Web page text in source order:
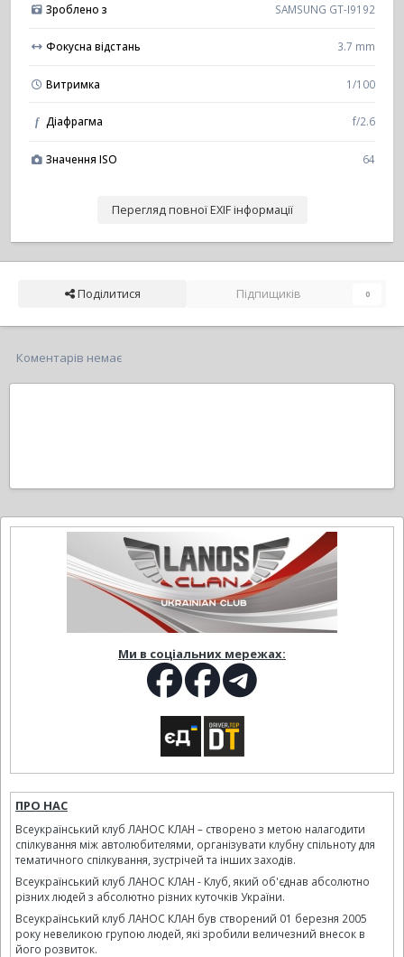
Зроблено з SAMSUNG GT-I9192
Фокусна відстань 3.7 mm
Витримка 1/100
f Діафрагма f/2.6
Значення ISO 64
Перегляд повної EXIF інформації
Поділитися Підпищиків 0
Коментарів немає
Ми в соціальних мережах:
ПРО НАС
Всеукраїнський клуб ЛАНОС КЛАН – створено з метою налагодити
спілкування між автолюбителями, організувати клубну спільноту для
тематичного спілкування, зустрічей та інших заходів.
Всеукраїнський клуб ЛАНОС КЛАН - Клуб, який об'єднав абсолютно
різних людей з абсолютно різних куточків України.
Всеукраїнський клуб ЛАНОС КЛАН був створений 01 березня 2005
року невеликою групою людей, які зробили величезний внесок в
його розвиток.